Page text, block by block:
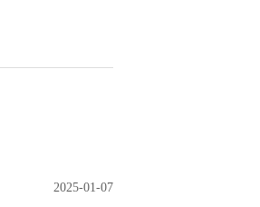
2025-01-07